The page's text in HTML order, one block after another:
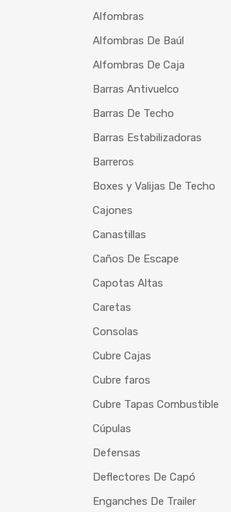
Alfombras
Alfombras De Baúl
Alfombras De Caja
Barras Antivuelco
Barras De Techo
Barras Estabilizadoras
Barreros
Boxes y Valijas De Techo
Cajones
Canastillas
Caños De Escape
Capotas Altas
Caretas
Consolas
Cubre Cajas
Cubre faros
Cubre Tapas Combustible
Cúpulas
Defensas
Deflectores De Capó
Enganches De Trailer